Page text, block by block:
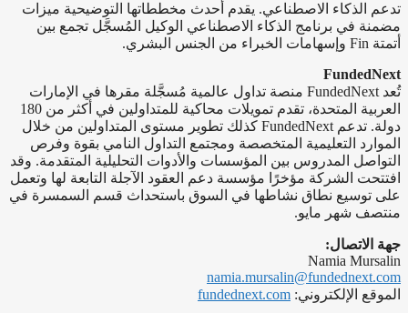
تدعم الذكاء الاصطناعي. يقدم أحدث مخططاتها التوضيحية ميزات
مضمنة في برنامج الذكاء الاصطناعي الوكيل المُسجَّل تجمع بين
أتمتة Fin وإسهامات الخبراء من الجنس البشري.
FundedNext‏
تُعد FundedNext منصة تداول عالمية مُسجَّلة مقرها في الإمارات
العربية المتحدة، تقدم تمويلات محاكية للمتداولين في أكثر من 180
دولة. تدعم FundedNext كذلك تطوير مستوى المتداولين من خلال
الموارد التعليمية المتخصصة ومجتمع التداول النامي بقوة وفرص
التواصل المدروس بين المؤسسات والأدوات التحليلية المتقدمة. وقد
افتتحت الشركة مؤخرًا مؤسسة دعم العقود الآجلة التابعة لها وتعمل
على توسيع نطاق نشاطها في السوق باستحداث قسم السمسرة في
منتصف شهر مايو.
جهة الاتصال:
Namia Mursalin
namia.mursalin@fundednext.com
الموقع الإلكتروني: fundednext.com